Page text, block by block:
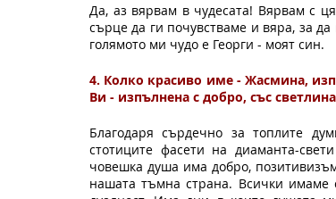
Да, аз вярвам в чудесата! Вярвам с
сърце да ги почувстваме и вяра, за
голямото ми чудо е Георги - моят син.
4. Колко красиво име - Жасмина,
Ви - изпълнена с добро, със
Благодаря сърдечно за топлите
стотиците фасети на диаманта-
човешка душа има добро,
нашата тъмна страна. Всички имаме